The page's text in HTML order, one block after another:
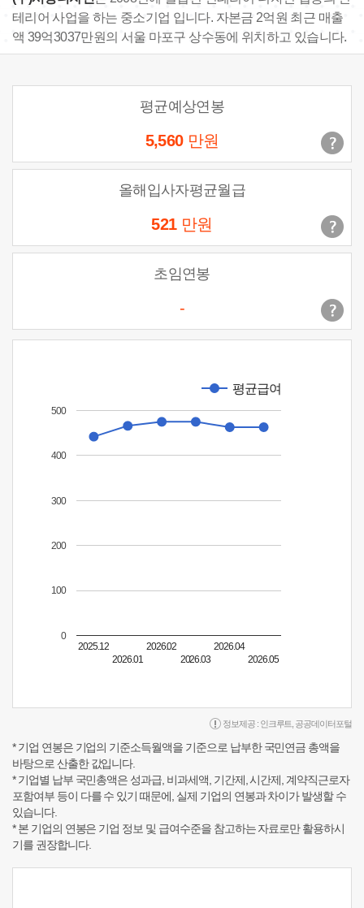
테리어 사업을 하는 중소기업 입니다. 자본금 2억원 최근 매출
액 39억3037만원의 서울 마포구 상수동에 위치하고 있습니다.
평균예상연봉
5,560 만원
올해입사자평균월급
521 만원
초임연봉
-
평균급여
2025.12
2026.01
2026.02
2026.03
2026.04
2026.05
0
100
200
300
400
500
정보제공 : 인크루트 공공데이터포털
* 기업 연봉은 기업의 기준소득월액을 기준으로 납부한 국민연금 총액을
바탕으로 산출한 값입니다.
* 기업별 납부 국민총액은 성과급, 비과세액, 기간제, 시간제, 계약직근로자
포함여부 등이 다를 수 있기 때문에, 실제 기업의 연봉과 차이가 발생할 수
있습니다.
* 본 기업의 연봉은 기업 정보 및 급여수준을 참고하는 자료로만 활용하시
기를 권장합니다.